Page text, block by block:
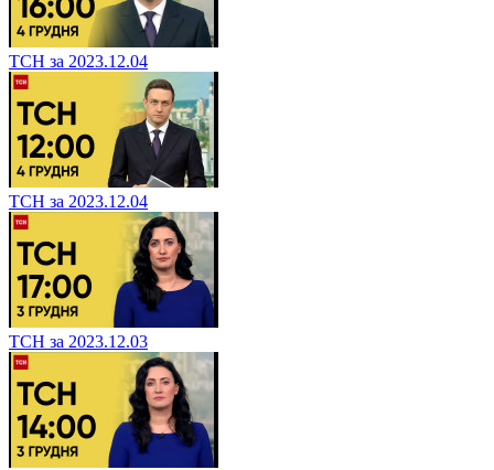
ТСН за 2023.12.04
ТСН за 2023.12.04
ТСН за 2023.12.03